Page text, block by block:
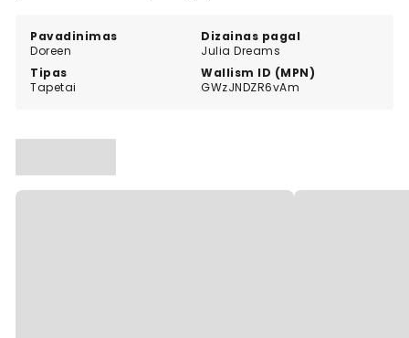
Pavadinimas
Doreen
Dizainas pagal
Julia Dreams
Tipas
Tapetai
Wallism ID (MPN)
GWzJNDZR6vAm